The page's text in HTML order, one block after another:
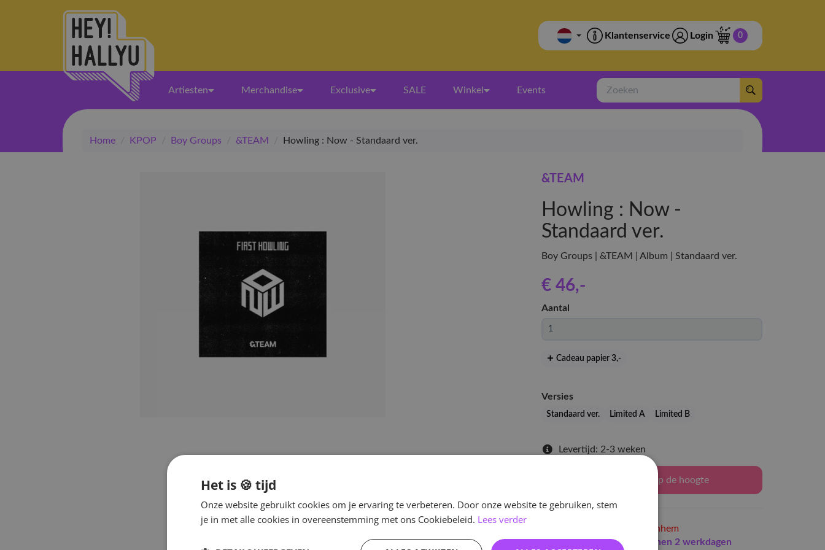
Klantenservice Login 0
Artiesten Merchandise Exclusive SALE Winkel Events
Zoeken
Home / KPOP / Boy Groups / &TEAM / Howling : Now - Standaard ver.
&TEAM
Howling : Now -
Standaard ver.
Boy Groups | &TEAM | Album | Standaard ver.
€ 46,-
Aantal
Cadeau papier 3,-
Versies
Standaard ver. Limited A Limited B
Levertijd: 2-3 weken
Houd mij op de hoogte
in Arnhem
Indien op voorraad
binnen 2 werkdagen
Het is 🍪 tijd
Onze website gebruikt cookies om je ervaring te verbeteren. Door onze website te gebruiken, stem
je in met alle cookies in overeenstemming met ons Cookiebeleid. Lees verder